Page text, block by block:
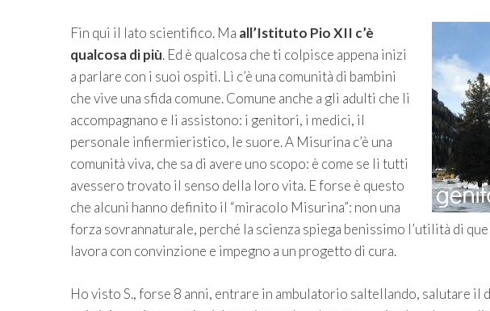
Fin qui il lato scientifico. Ma all’Istituto Pio XII c’è
qualcosa di più. Ed è qualcosa che ti colpisce appena inizi
a parlare con i suoi ospiti. Lì c’è una comunità di bambini
che vive una sfida comune. Comune anche a gli adulti che li
accompagnano e li assistono: i genitori, i medici, il
personale infiermieristico, le suore. A Misurina c’è una
comunità viva, che sa di avere uno scopo: è come se lì tutti
avessero trovato il senso della loro vita. E forse è questo
che alcuni hanno definito il “miracolo Misurina”: non una
forza sovrannaturale, perché la scienza spiega benissimo l’utilità di
lavora con convinzione e impegno a un progetto di cura.
Ho visto S., forse 8 anni, entrare in ambulatorio saltellando, salutare il